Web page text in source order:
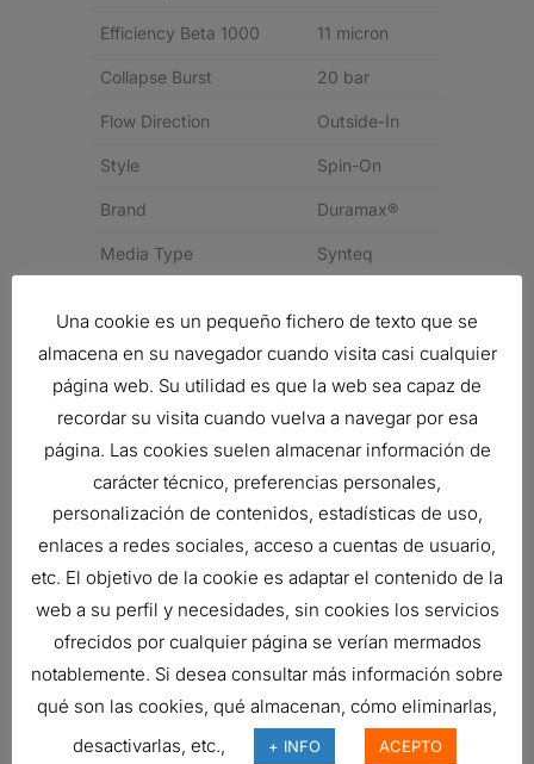
Efficiency Beta 1000 11 micron
Collapse Burst 20 bar
Flow Direction Outside-In
Style Spin-On
Brand Duramax®
Media Type Synteq
REFERENCIA CRUZADA
Nombre
del
fabricante
N° de
pieza del
fabricante
Descripción Notas
48002169
HYDRAULIC
FILTER,
SPIN-ON
48142163
HYDRAULIC
FILTER,
SPIN-ON
48002169
HYDRAULIC
FILTER,
SPIN-ON
Una cookie es un pequeño fichero de texto que se
almacena en su navegador cuando visita casi cualquier
página web. Su utilidad es que la web sea capaz de
recordar su visita cuando vuelva a navegar por esa
página. Las cookies suelen almacenar información de
carácter técnico, preferencias personales,
personalización de contenidos, estadísticas de uso,
enlaces a redes sociales, acceso a cuentas de usuario,
etc. El objetivo de la cookie es adaptar el contenido de la
web a su perfil y necesidades, sin cookies los servicios
ofrecidos por cualquier página se verían mermados
notablemente. Si desea consultar más información sobre
qué son las cookies, qué almacenan, cómo eliminarlas,
desactivarlas, etc.,
+ INFO ACEPTO